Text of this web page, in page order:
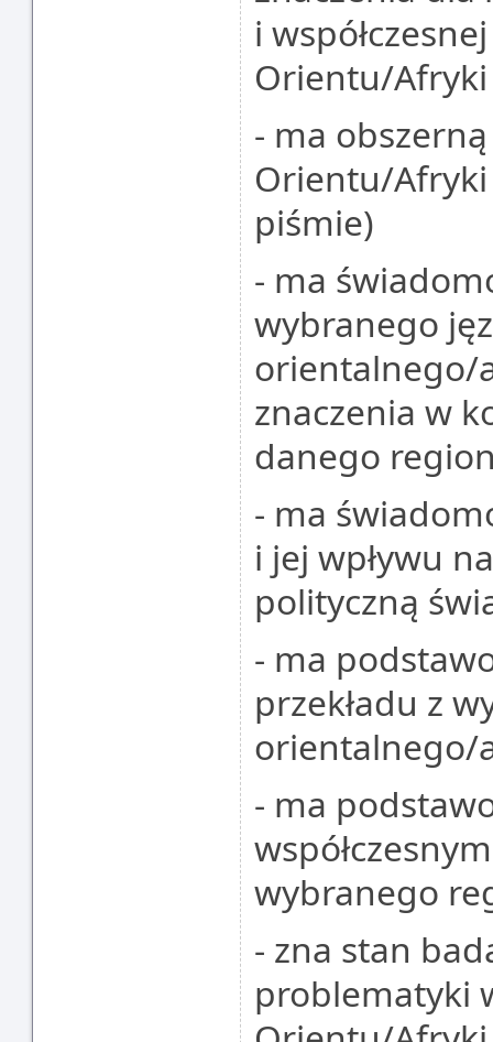
i
Orientu/Afryki
- ma
Orientu/
piśmie)
- ma
wybranego
orientalnego/
znaczenia w
danego
- ma
i jej wpływu
polityczną
- ma
przekładu z
orientalnego/
- ma
wybranego
- zna stan
problematyki